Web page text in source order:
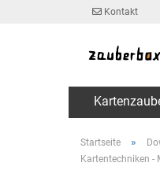
Kontakt
Startseite »
Kartentechniken -